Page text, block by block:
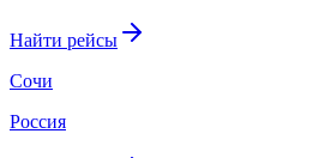
Найти рейсы
Сочи
Россия